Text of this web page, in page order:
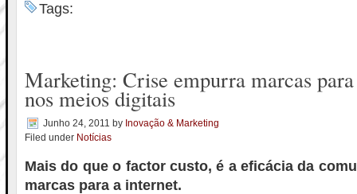
Tags:
Marketing: Crise empurra marcas
nos meios digitais
Junho 24, 2011 by Inovação & Marketing
Filed under Notícias
Mais do que o factor custo, é a eficácia da
marcas para a internet.